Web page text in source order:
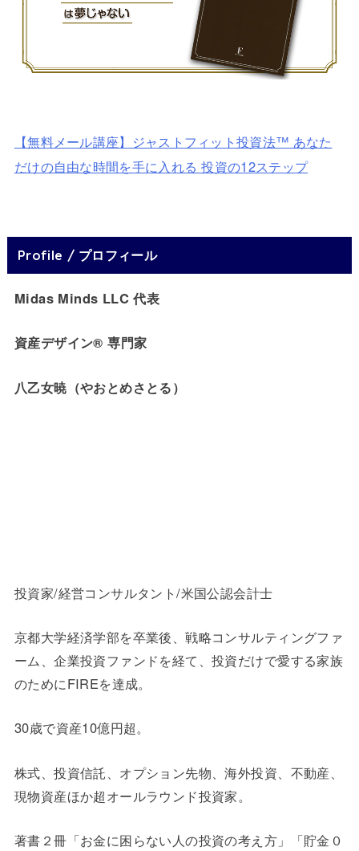
【無料メール講座】ジャストフィット投資法™ あなた
だけの自由な時間を手に入れる 投資の12ステップ
Profile / プロフィール
Midas Minds LLC 代表
資産デザイン® 専門家
八乙女暁（やおとめさとる）
投資家/経営コンサルタント/米国公認会計士
京都大学経済学部を卒業後、戦略コンサルティングファ
ーム、企業投資ファンドを経て、投資だけで愛する家族
のためにFIREを達成。
30歳で資産10億円超。
株式、投資信託、オプション先物、海外投資、不動産、
現物資産ほか超オールラウンド投資家。
著書２冊「お金に困らない人の投資の考え方」「貯金０